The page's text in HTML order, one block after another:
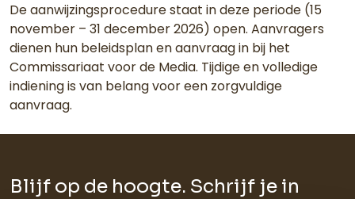
De aanwijzingsprocedure staat in deze periode (15
november – 31 december 2026) open. Aanvragers
dienen hun beleidsplan en aanvraag in bij het
Commissariaat voor de Media. Tijdige en volledige
indiening is van belang voor een zorgvuldige
aanvraag.
Blijf op de hoogte. Schrijf je in